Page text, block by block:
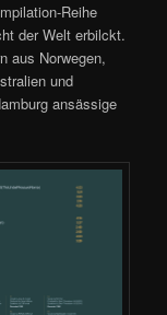
Reihe
der Welt erbilckt.
aus Norwegen,
und
ansässige